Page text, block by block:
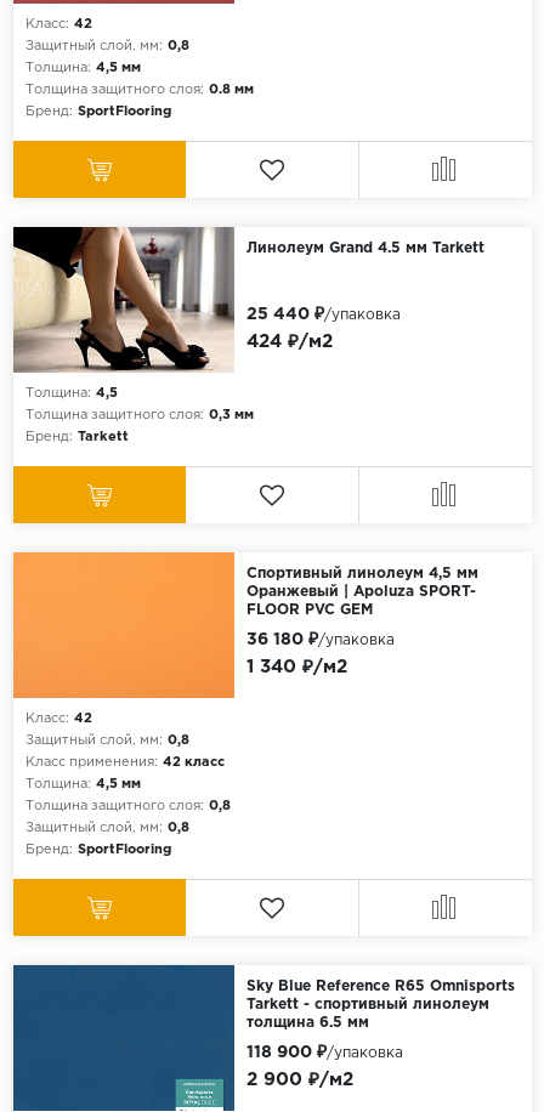
Класс: 42
Защитный слой, мм: 0,8
Толщина: 4,5 мм
Толщина защитного слоя: 0.8 мм
Бренд: SportFlooring
Линолеум Grand 4.5 мм Tarkett
Толщина: 4,5
Толщина защитного слоя: 0,3 мм
Бренд: Tarkett
424 ₽/м2
25 440 ₽/упаковка
Спортивный линолеум 4,5 мм
Оранжевый | Apoluza SPORT-
FLOOR PVC GEM
Класс: 42
Защитный слой, мм: 0,8
Класс применения: 42 класс
Толщина: 4,5 мм
Толщина защитного слоя: 0,8
Защитный слой, мм: 0,8
Бренд: SportFlooring
1 340 ₽/м2
36 180 ₽/упаковка
Sky Blue Reference R65 Omnisports
Tarkett - спортивный линолеум
толщина 6.5 мм
2 900 ₽/м2
118 900 ₽/упаковка